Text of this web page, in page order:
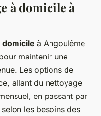
à domicile à
à Angoulême
maintenir une
Les options de
allant du nettoyage
en passant par
les besoins des